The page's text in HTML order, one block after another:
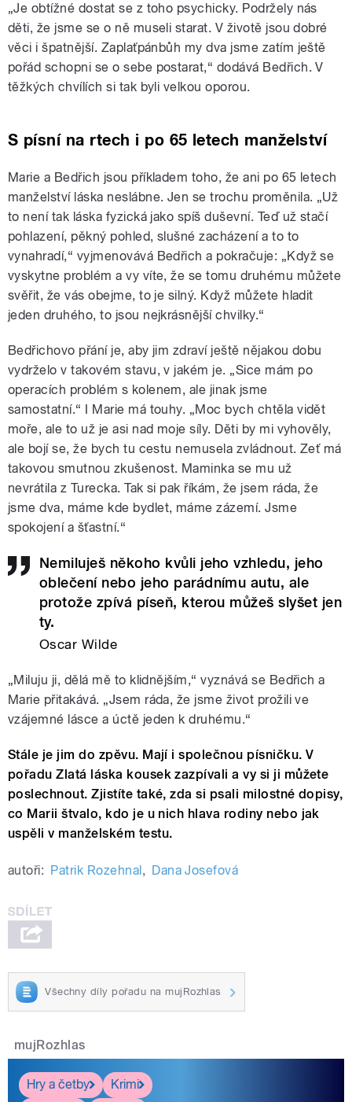
„Je obtížné dostat se z toho psychicky. Podržely nás
děti, že jsme se o ně museli starat. V životě jsou dobré
věci i špatnější. Zaplaťpánbůh my dva jsme zatím ještě
pořád schopni se o sebe postarat,“ dodává Bedřich. V
těžkých chvílích si tak byli velkou oporou.
S písní na rtech i po 65 letech manželství
Marie a Bedřich jsou příkladem toho, že ani po 65 letech
manželství láska neslábne. Jen se trochu proměnila. „Už
to není tak láska fyzická jako spíš duševní. Teď už stačí
pohlazení, pěkný pohled, slušné zacházení a to to
vynahradí,“ vyjmenovává Bedřich a pokračuje: „Když se
vyskytne problém a vy víte, že se tomu druhému můžete
svěřit, že vás obejme, to je silný. Když můžete hladit
jeden druhého, to jsou nejkrásnější chvilky.“
Bedřichovo přání je, aby jim zdraví ještě nějakou dobu
vydrželo v takovém stavu, v jakém je. „Sice mám po
operacích problém s kolenem, ale jinak jsme
samostatní.“ I Marie má touhy. „Moc bych chtěla vidět
moře, ale to už je asi nad moje síly. Děti by mi vyhověly,
ale bojí se, že bych tu cestu nemusela zvládnout. Zeť má
takovou smutnou zkušenost. Maminka se mu už
nevrátila z Turecka. Tak si pak říkám, že jsem ráda, že
jsme dva, máme kde bydlet, máme zázemí. Jsme
spokojení a šťastní.“
Nemiluješ někoho kvůli jeho vzhledu, jeho
oblečení nebo jeho parádnímu autu, ale
protože zpívá píseň, kterou můžeš slyšet jen
ty.
Oscar Wilde
„Miluju ji, dělá mě to klidnějším,“ vyznává se Bedřich a
Marie přitakává. „Jsem ráda, že jsme život prožili ve
vzájemné lásce a úctě jeden k druhému.“
Stále je jim do zpěvu. Mají i společnou písničku. V
pořadu Zlatá láska kousek zazpívali a vy si ji můžete
poslechnout. Zjistíte také, zda si psali milostné dopisy,
co Marii štvalo, kdo je u nich hlava rodiny nebo jak
uspěli v manželském testu.
autoři: Patrik Rozehnal, Dana Josefová
Všechny díly pořadu na mujRozhlas
mujRozhlas
Hry a četby Krimi